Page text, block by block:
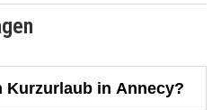
Kurzurlaub in Annecy?